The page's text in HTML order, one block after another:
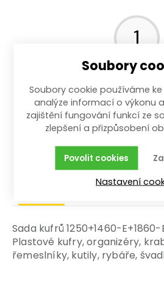
1
Názory
29.08.2023
Kvalita úměrná ceně.
Sada kufrů 1250+1460-
Plastové kufry, organizéry,
řemeslníky, kutily, rybáře,
Soubory
Soubory cookie používáme
analýze informací o výkonu
zajištění fungování funkcí ze
zlepšení a přizpůsobení
Povolit cookies
Nastavení